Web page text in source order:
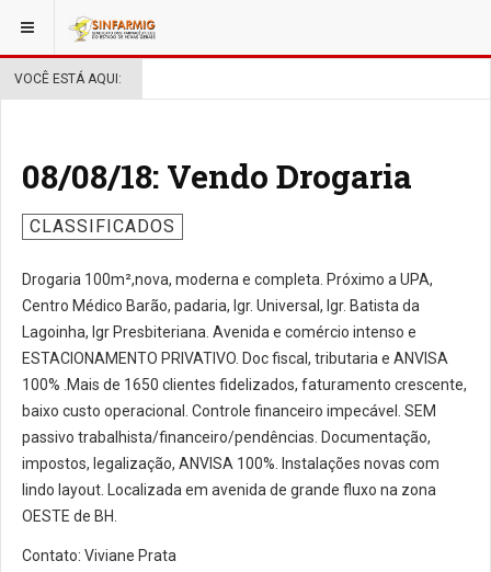
VOCÊ ESTÁ AQUI:
08/08/18: Vendo Drogaria
CLASSIFICADOS
Drogaria 100m²,nova, moderna e completa. Próximo a UPA,
Centro Médico Barão, padaria, Igr. Universal, Igr. Batista da
Lagoinha, Igr Presbiteriana. Avenida e comércio intenso e
ESTACIONAMENTO PRIVATIVO. Doc fiscal, tributaria e ANVISA
100% .Mais de 1650 clientes fidelizados, faturamento crescente,
baixo custo operacional. Controle financeiro impecável. SEM
passivo trabalhista/financeiro/pendências. Documentação,
impostos, legalização, ANVISA 100%. Instalações novas com
lindo layout. Localizada em avenida de grande fluxo na zona
OESTE de BH.
Contato: Viviane Prata